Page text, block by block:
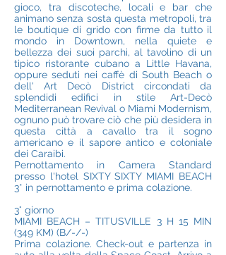
gioco, tra discoteche, locali e bar che
animano senza sosta questa metropoli, tra
le boutique di grido con firme da tutto il
mondo in Downtown, nella quiete e
bellezza dei suoi parchi, al tavolino di un
tipico ristorante cubano a Little Havana,
oppure seduti nei caffè di South Beach o
dell' Art Decò District circondati da
splendidi edifici in stile Art-Decò
Mediterranean Revival o Miami Modernism,
ognuno può trovare ciò che più desidera in
questa città a cavallo tra il sogno
americano e il sapore antico e coloniale
dei Caraibi.
Pernottamento in Camera Standard
presso l'hotel SIXTY SIXTY MIAMI BEACH
3* in pernottamento e prima colazione.
3° giorno
MIAMI BEACH – TITUSVILLE 3 H 15 MIN
(349 KM) (B/-/-)
Prima colazione. Check-out e partenza in